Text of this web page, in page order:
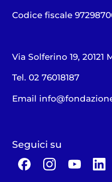
Codice fiscale
Via Solferino 19, 20121
Tel. 02 76018187
Email
Seguici su